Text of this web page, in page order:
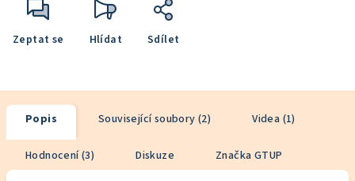
Zeptat se Hlídat Sdílet
Popis Související soubory (2) Videa (1)
Hodnocení (3) Diskuze Značka GTUP